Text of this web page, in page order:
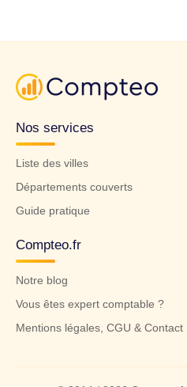
Nos services
Liste des villes
Départements couverts
Guide pratique
Compteo.fr
Notre blog
Vous êtes expert comptable ?
Mentions légales, CGU & Contact